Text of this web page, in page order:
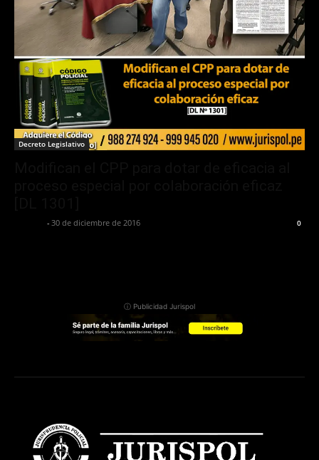
Decreto Legislativo
- 30 de diciembre de 2016 0
ⓘ Publicidad Jurispol